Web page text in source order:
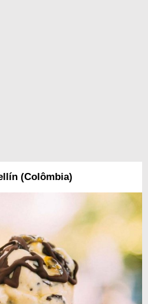
(Colômbia)